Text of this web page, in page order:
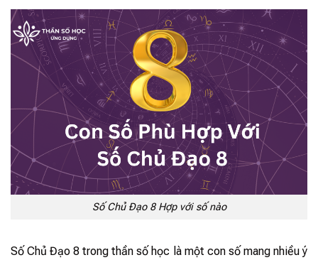
Số Chủ Đạo 8 Hợp với số nào
Số Chủ Đạo 8 trong thần số học là một con số mang nhiều ý